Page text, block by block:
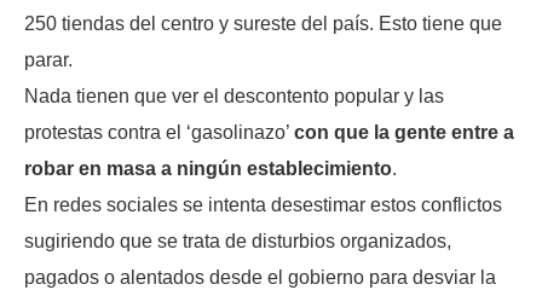
250 tiendas del centro y sureste del país. Esto tiene que
parar.
Nada tienen que ver el descontento popular y las
protestas contra el ‘gasolinazo’ con que la gente entre a
robar en masa a ningún establecimiento.
En redes sociales se intenta desestimar estos conflictos
sugiriendo que se trata de disturbios organizados,
pagados o alentados desde el gobierno para desviar la